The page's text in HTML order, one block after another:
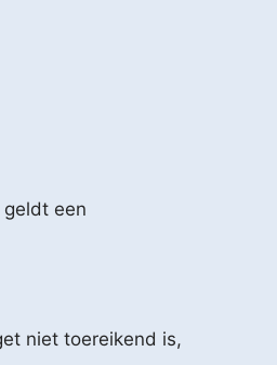
een
niet toereikend is,